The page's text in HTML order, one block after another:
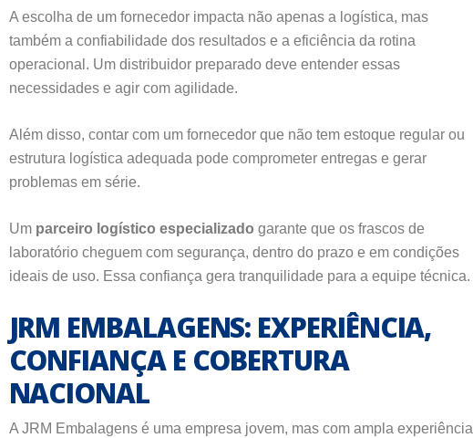
A escolha de um fornecedor impacta não apenas a logística, mas
também a confiabilidade dos resultados e a eficiência da rotina
operacional. Um distribuidor preparado deve entender essas
necessidades e agir com agilidade.
Além disso, contar com um fornecedor que não tem estoque regular ou
estrutura logística adequada pode comprometer entregas e gerar
problemas em série.
Um parceiro logístico especializado garante que os frascos de
laboratório cheguem com segurança, dentro do prazo e em condições
ideais de uso. Essa confiança gera tranquilidade para a equipe técnica.
JRM EMBALAGENS: EXPERIÊNCIA,
CONFIANÇA E COBERTURA
NACIONAL
A JRM Embalagens é uma empresa jovem, mas com ampla experiência